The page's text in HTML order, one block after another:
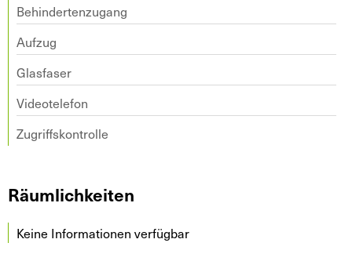
Behindertenzugang
Aufzug
Glasfaser
Videotelefon
Zugriffskontrolle
Räumlichkeiten
Keine Informationen verfügbar